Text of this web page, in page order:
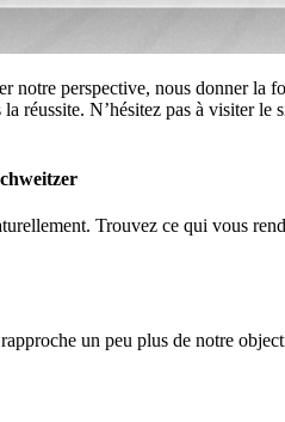
notre perspective, nous donner la
réussite. N’hésitez pas à visiter le
Trouvez ce qui vous
un peu plus de notre